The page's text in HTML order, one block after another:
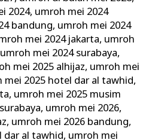
2024, umroh mei 2024
bandung, umroh mei 2024
mei 2024 jakarta, umroh
umroh mei 2024 surabaya,
mei 2025 alhijaz, umroh mei
mei 2025 hotel dar al tawhid,
, umroh mei 2025 musim
, umroh mei 2026,
, umroh mei 2026 bandung,
dar al tawhid, umroh mei